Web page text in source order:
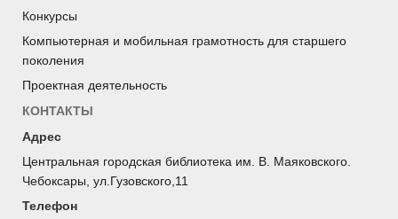
Конкурсы
Компьютерная и мобильная грамотность для старшего
поколения
Проектная деятельность
КОНТАКТЫ
Адрес
Центральная городская библиотека им. В. Маяковского.
Чебоксары, ул.Гузовского,11
Телефон